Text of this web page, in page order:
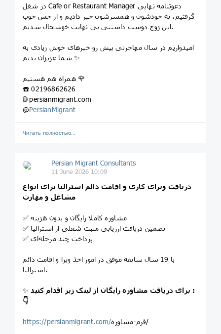
در شغل Cafe or Restaurant Manager دعوتنامه نهایی
گرفتیم، به خودشون و همسرشون خبر دادیم و از حس خوب
این زوج دوست داشتنی بی نهایت خوشحال شدیم.
امیدواریم در سال مهاجرتی پیش رو خبرهای خوش زیادی به
شما عزیزان بدیم ✨
همراه هم هستیم 🌹
☎️ 02196862626
🌐 persianmigrant.com
@PersianMigrant
Читать полностью…
Persian Migrant Consultants
11 June 2026 10:09
دریافت ویزای کاری و اقامت دائم استرالیا برای انواع
مشاغل و مهارت
✅ مشاوره کاملا رایگان و بدون هزینه
✅ تضمین دریافت ارزیابی مثبت شغلی از استرالیا
✅ پرداخت چند مرحله‌ای
با 19 سال سابقه موفق در امور اخذ ویزا و اقامت دائم
استرالیا.
✨برای دریافت مشاوره رایگان از لینک زیر اقدام کنید :
👇
https://persianmigrant.com/ فرم-مشاوره/